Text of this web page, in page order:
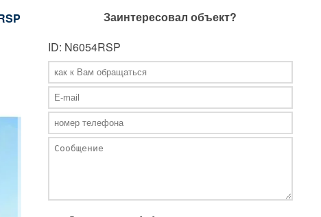
Заинтересовал объект?
ID: N6054RSP